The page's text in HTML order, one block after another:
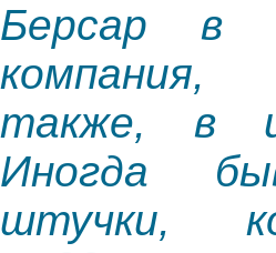
Берсар в
также, в
Иногда
штучки,